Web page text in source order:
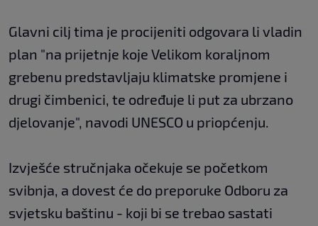
Glavni cilj tima je procijeniti odgovara li vladin
plan "na prijetnje koje Velikom koraljnom
grebenu predstavljaju klimatske promjene i
drugi čimbenici, te određuje li put za ubrzano
djelovanje", navodi UNESCO u priopćenju.
Izvješće stručnjaka očekuje se početkom
svibnja, a dovest će do preporuke Odboru za
svjetsku baštinu - koji bi se trebao sastati